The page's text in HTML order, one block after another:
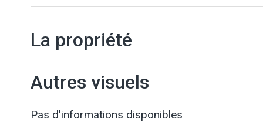
La propriété
Autres visuels
Pas d'informations disponibles